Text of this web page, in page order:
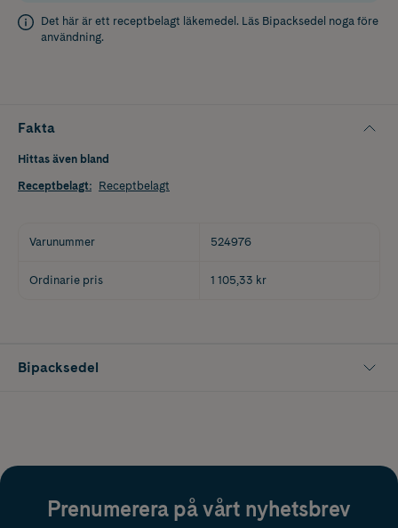
Det här är ett receptbelagt läkemedel. Läs Bipacksedel noga före
användning.
Fakta
Hittas även bland
Receptbelagt: Receptbelagt
Varunummer 524976
Ordinarie pris 1 105,33 kr
Bipacksedel
Prenumerera på vårt nyhetsbrev